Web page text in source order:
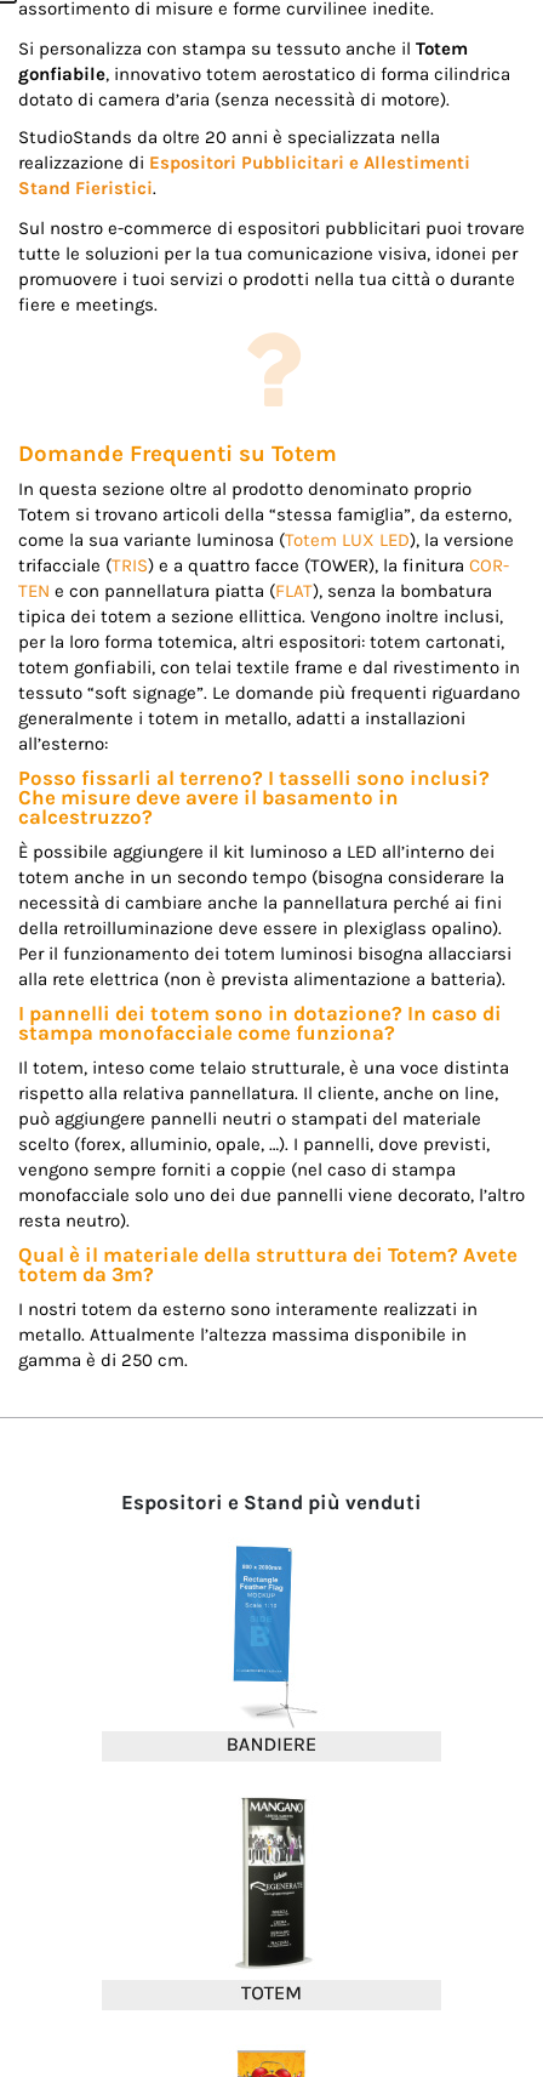
assortimento di misure e forme curvilinee inedite.
Si personalizza con stampa su tessuto anche il Totem
gonfiabile, innovativo totem aerostatico di forma cilindrica
dotato di camera d’aria (senza necessità di motore).
StudioStands da oltre 20 anni è specializzata nella
realizzazione di Espositori Pubblicitari e Allestimenti
Stand Fieristici.
Sul nostro e-commerce di espositori pubblicitari puoi trovare
tutte le soluzioni per la tua comunicazione visiva, idonei per
promuovere i tuoi servizi o prodotti nella tua città o durante
fiere e meetings.
Domande Frequenti su Totem
In questa sezione oltre al prodotto denominato proprio
Totem si trovano articoli della “stessa famiglia”, da esterno,
come la sua variante luminosa (Totem LUX LED), la versione
trifacciale (TRIS) e a quattro facce (TOWER), la finitura COR-
TEN e con pannellatura piatta (FLAT), senza la bombatura
tipica dei totem a sezione ellittica. Vengono inoltre inclusi,
per la loro forma totemica, altri espositori: totem cartonati,
totem gonfiabili, con telai textile frame e dal rivestimento in
tessuto “soft signage”. Le domande più frequenti riguardano
generalmente i totem in metallo, adatti a installazioni
all’esterno:
Posso fissarli al terreno? I tasselli sono inclusi?
Che misure deve avere il basamento in
calcestruzzo?
È possibile aggiungere il kit luminoso a LED all’interno dei
totem anche in un secondo tempo (bisogna considerare la
necessità di cambiare anche la pannellatura perché ai fini
della retroilluminazione deve essere in plexiglass opalino).
Per il funzionamento dei totem luminosi bisogna allacciarsi
alla rete elettrica (non è prevista alimentazione a batteria).
I pannelli dei totem sono in dotazione? In caso di
stampa monofacciale come funziona?
Il totem, inteso come telaio strutturale, è una voce distinta
rispetto alla relativa pannellatura. Il cliente, anche on line,
può aggiungere pannelli neutri o stampati del materiale
scelto (forex, alluminio, opale, …). I pannelli, dove previsti,
vengono sempre forniti a coppie (nel caso di stampa
monofacciale solo uno dei due pannelli viene decorato, l’altro
resta neutro).
Qual è il materiale della struttura dei Totem? Avete
totem da 3m?
I nostri totem da esterno sono interamente realizzati in
metallo. Attualmente l’altezza massima disponibile in
gamma è di 250 cm.
Espositori e Stand più venduti